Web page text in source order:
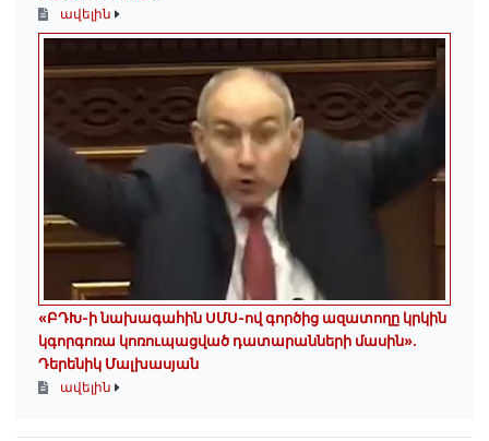
ավելին
«ԲԴԽ-ի նախագահին ՍՄՍ-ով գործից ազատողը կրկին
կգորգոռա կոռուպացված դատարանների մասին».
Դերենիկ Մալխասյան
ավելին